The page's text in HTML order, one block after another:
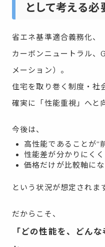
として考える
省エネ基準適合義務化、
カーボンニュートラル、
メーション）。
住宅を取り巻く制度・社
確実に「性能重視」へと
今後は、
高性能であることが“
性能差が分かりにくく
価格だけが比較軸に
という状況が想定されま
だからこそ、
「どの性能を、どん